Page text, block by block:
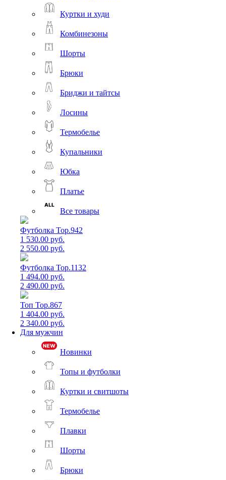
Куртки и худи
Комбинезоны
Шорты
Брюки
Бриджи и тайтсы
Лосины
Термобелье
Купальники
Юбка
Платье
Все товары
Футболка Top.942
1 530.00 руб.
2 550.00 руб.
Футболка Top.1132
1 494.00 руб.
2 490.00 руб.
Топ Top.867
1 404.00 руб.
2 340.00 руб.
Для мужчин
Новинки
Топы и футболки
Куртки и свитшоты
Термобелье
Плавки
Шорты
Брюки